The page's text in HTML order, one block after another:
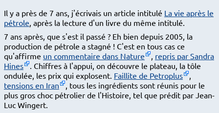
Il y a près de 7 ans, j'écrivais un article intitulé La vie après le
pétrole, après la lecture d'un livre du même intitulé.
7 ans après, que s'est il passé ? Eh bien depuis 2005, la
production de pétrole a stagné ! C'est en tous cas ce
qu'affirme un commentaire dans Nature , repris par Sandra
Hines
. Chiffres à l'appui, on découvre le plateau, la tôle
ondulée, les prix qui explosent. Faillite de Petroplus
,
tensions en Iran
, tous les ingrédients sont réunis pour le
plus gros choc pétrolier de l'Histoire, tel que prédit par Jean-
Luc Wingert.